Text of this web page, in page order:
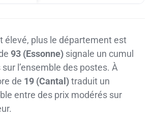
élevé, plus le département est
93 (Essonne) signale un cumul
l’ensemble des postes. À
de 19 (Cantal)traduit un
entre des prix modérés sur